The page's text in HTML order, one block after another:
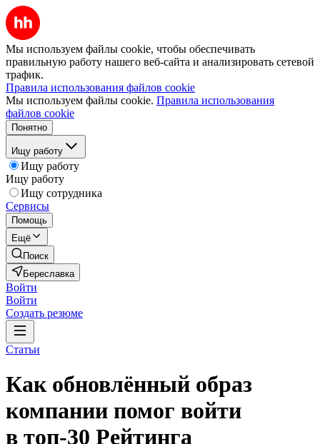
Мы используем файлы cookie, чтобы обеспечивать
правильную работу нашего веб-сайта и анализировать сетевой
трафик.
Правила использования файлов cookie
Мы используем файлы cookie. Правила использования
файлов cookie
Понятно
Ищу работу
Ищу работу
Ищу работу
Ищу сотрудника
Сервисы
Помощь
Ещё
Поиск
Береславка
Войти
Войти
Создать резюме
Статьи
Как обновлённый образ
компании помог войти
в топ-30 Рейтинга